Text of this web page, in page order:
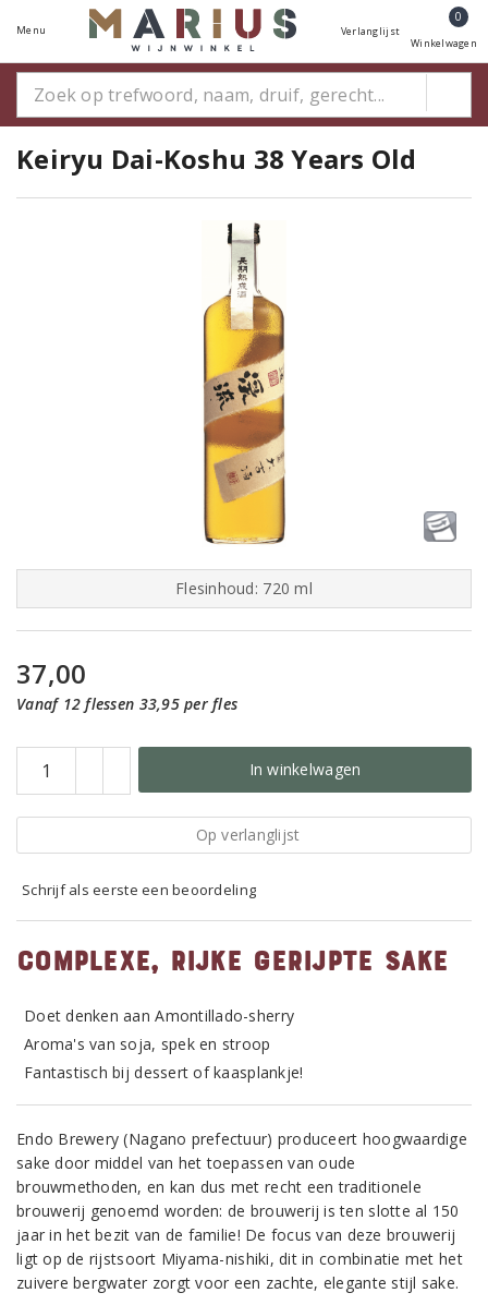
Menu Verlanglijst
0
Winkelwagen
Keiryu Dai-Koshu 38 Years Old
Flesinhoud: 720 ml
37,00
Vanaf 12 flessen 33,95 per fles
In winkelwagen
Op verlanglijst
Schrijf als eerste een beoordeling
complexe, rijke gerijpte sake
Doet denken aan Amontillado-sherry
Aroma's van soja, spek en stroop
Fantastisch bij dessert of kaasplankje!
Endo Brewery (Nagano prefectuur) produceert hoogwaardige
sake door middel van het toepassen van oude
brouwmethoden, en kan dus met recht een traditionele
brouwerij genoemd worden: de brouwerij is ten slotte al 150
jaar in het bezit van de familie! De focus van deze brouwerij
ligt op de rijstsoort Miyama-nishiki, dit in combinatie met het
zuivere bergwater zorgt voor een zachte, elegante stijl sake.